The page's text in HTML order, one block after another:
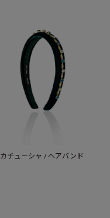
カチューシャ / ヘアバンド